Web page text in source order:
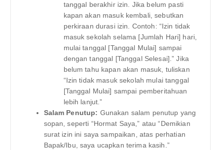
tanggal berakhir izin. Jika belum pasti
kapan akan masuk kembali, sebutkan
perkiraan durasi izin. Contoh: “Izin tidak
masuk sekolah selama [Jumlah Hari] hari,
mulai tanggal [Tanggal Mulai] sampai
dengan tanggal [Tanggal Selesai].” Jika
belum tahu kapan akan masuk, tuliskan
“Izin tidak masuk sekolah mulai tanggal
[Tanggal Mulai] sampai pemberitahuan
lebih lanjut.”
Salam Penutup: Gunakan salam penutup yang
sopan, seperti “Hormat Saya,” atau “Demikian
surat izin ini saya sampaikan, atas perhatian
Bapak/Ibu, saya ucapkan terima kasih.”